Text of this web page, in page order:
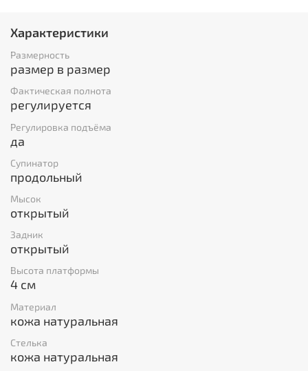
Характеристики
Размерность
размер в размер
Фактическая полнота
регулируется
Регулировка подъёма
да
Супинатор
продольный
Мысок
открытый
Задник
открытый
Высота платформы
4 см
Материал
кожа натуральная
Стелька
кожа натуральная